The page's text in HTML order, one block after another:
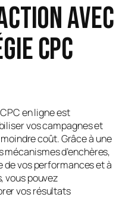
avec
CPC
en ligne est
vos campagnes et
coût. Grâce à une
d’enchères,
de vos performances et à
vous pouvez
vos résultats